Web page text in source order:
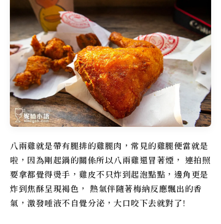
八兩雞就是帶有腿排的雞腿肉，常見的雞腿便當就是
啦，因為剛起鍋的關係所以八兩雞還冒著煙， 連拍照
要拿都覺得燙手，雞皮不只炸到起泡點點，邊角更是
炸到焦酥呈現褐色， 熱氣伴隨著梅納反應飄出的香
氣，激發唾液不自覺分泌，大口咬下去就對了!